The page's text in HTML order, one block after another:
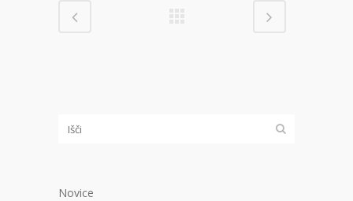
Novice